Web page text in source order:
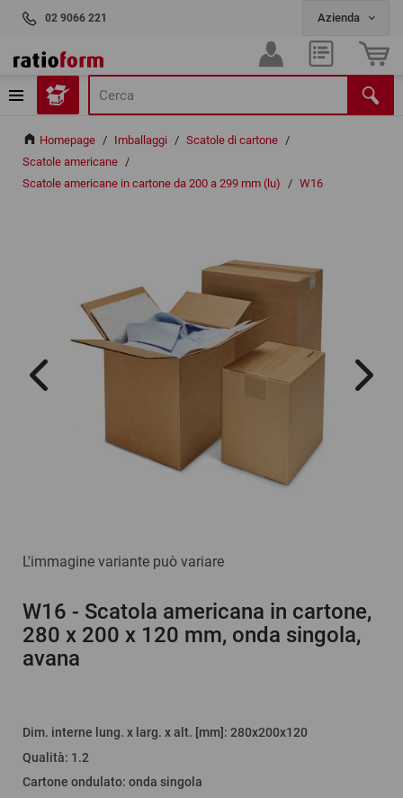
02 9066 221
Homepage / Imballaggi / Scatole di cartone /
Scatole americane /
Scatole americane in cartone da 200 a 299 mm (lu) / W16
L'immagine variante può variare
W16 - Scatola americana in cartone,
280 x 200 x 120 mm, onda singola,
avana
Dim. interne lung. x larg. x alt. [mm] : 280x200x120
Qualità: 1.2
Cartone ondulato: onda singola